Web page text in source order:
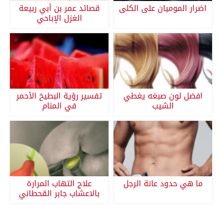
اضرار الموميان على الكلى قصائد عمر بن أبي ربيعة
الغزل الإباحي
افضل لون صبغه يغطي
الشيب
تفسير رؤية البطيخ الأحمر
في المنام
ما هي حدود عانة الرجل علاج التهاب المرارة
بالاعشاب جابر القحطاني